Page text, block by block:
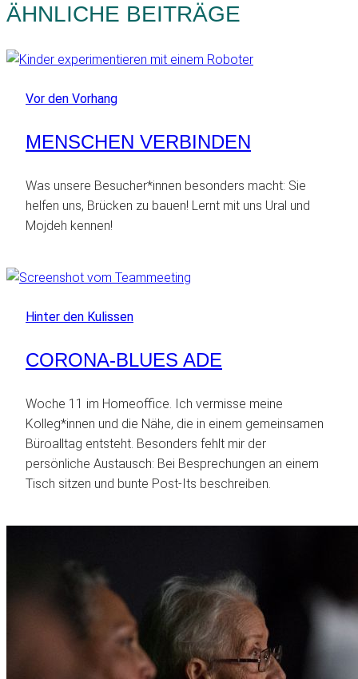
ÄHNLICHE BEITRÄGE
Vor den Vorhang
MENSCHEN VERBINDEN
Was unsere Besucher*innen besonders macht: Sie
helfen uns, Brücken zu bauen! Lernt mit uns Ural und
Mojdeh kennen!
Hinter den Kulissen
CORONA-BLUES ADE
Woche 11 im Homeoffice. Ich vermisse meine
Kolleg*innen und die Nähe, die in einem gemeinsamen
Büroalltag entsteht. Besonders fehlt mir der
persönliche Austausch: Bei Besprechungen an einem
Tisch sitzen und bunte Post-Its beschreiben.